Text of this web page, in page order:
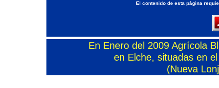
El contenido de esta página
En Enero del 2009 Agrícola
en Elche, situadas en
(Nueva